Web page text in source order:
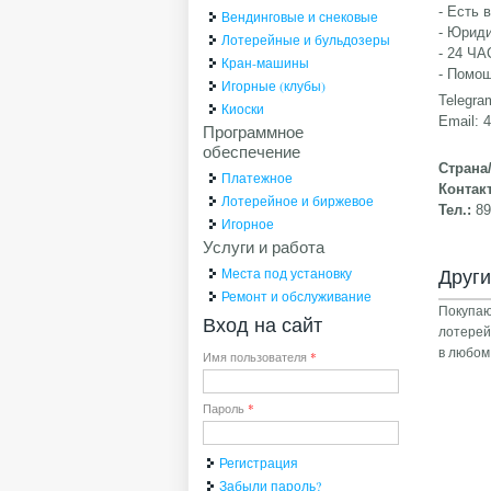
- Есть
-
- 24
-
Email:
Тел.:
в любом
Вендинговые и снековые
Лотерейные и бульдозеры
Кран-машины
Игорные (клубы)
Киоски
Программное
обеспечение
Платежное
Лотерейное и биржевое
Игорное
Услуги и работа
Места под установку
Ремонт и обслуживание
Вход на сайт
Имя пользователя *
Пароль *
Регистрация
Забыли пароль?